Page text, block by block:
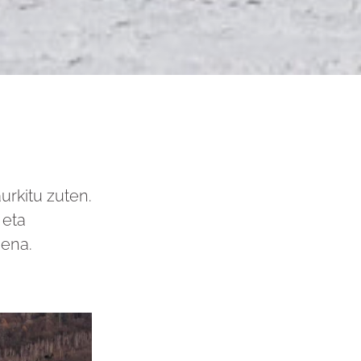
zuten.